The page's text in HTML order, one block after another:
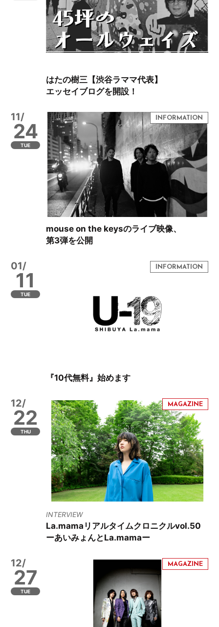
はたの樹三【渋谷ラママ代表】
エッセイブログを開設！
11/
24
TUE
mouse on the keysのライブ映像、
第3弾を公開
01/
11
TUE
『10代無料』始めます
12/
22
THU
INTERVIEW
La.mamaリアルタイムクロニクルvol.50
ーあいみょんとLa.mamaー
12/
27
TUE